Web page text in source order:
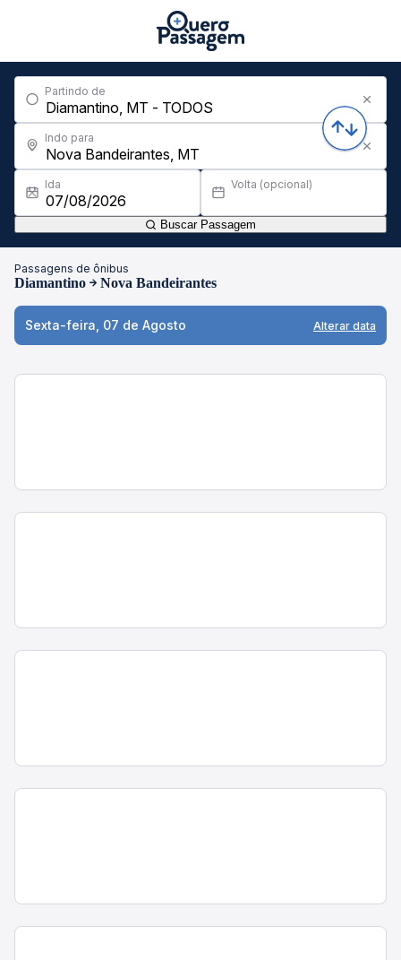
Partindo de
Indo para
Ida Volta (opcional)
Buscar Passagem
Passagens de ônibus
Diamantino Nova Bandeirantes
Sexta-feira, 07 de Agosto Alterar data